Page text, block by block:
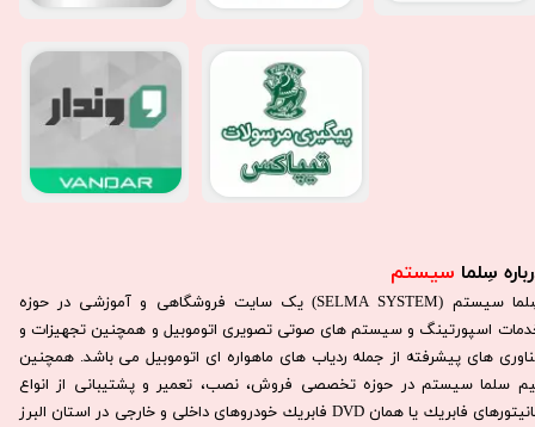
سِلما سیستم​​​​​​​
سِلما سيستم (SELMA SYSTEM) یک سایت فروشگاهی و آموزشی در حوزه
اسپورتینگ و سیستم های صوتی تصویری اتوموبیل و همچنین تجهیزات و
های پیشرفته از جمله ردیاب های ماهواره ای اتوموبیل می باشد. همچنين
سلما سيستم در حوزه تخصصی فروش، نصب، تعمير و پشتيبانی از انواع
مانيتورهای فابريك يا همان DVD فابريك خودروهای داخلی و خارجی در استان البرز